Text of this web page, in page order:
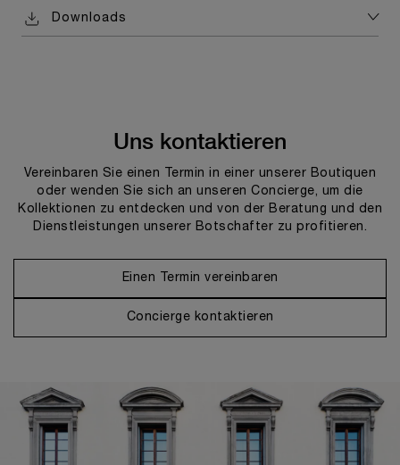
Downloads
Uns kontaktieren
Vereinbaren Sie einen Termin in einer unserer Boutiquen
oder wenden Sie sich an unseren Concierge, um die
Kollektionen zu entdecken und von der Beratung und den
Dienstleistungen unserer Botschafter zu profitieren.
Einen Termin vereinbaren
Concierge kontaktieren